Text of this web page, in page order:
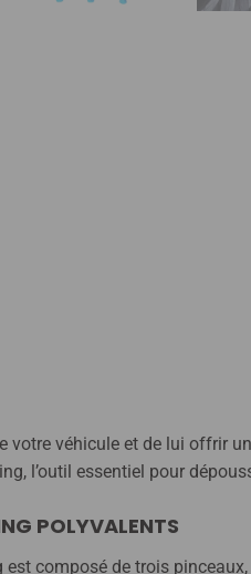
votre véhicule et de lui offrir
l’outil essentiel pour
POLYVALENTS
est composé de trois